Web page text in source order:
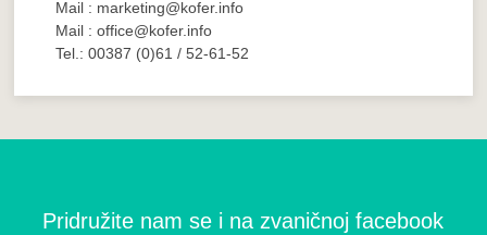
Mail : marketing@kofer.info
Mail : office@kofer.info
Tel.: 00387 (0)61 / 52-61-52
Pridružite nam se i na zvaničnoj facebook